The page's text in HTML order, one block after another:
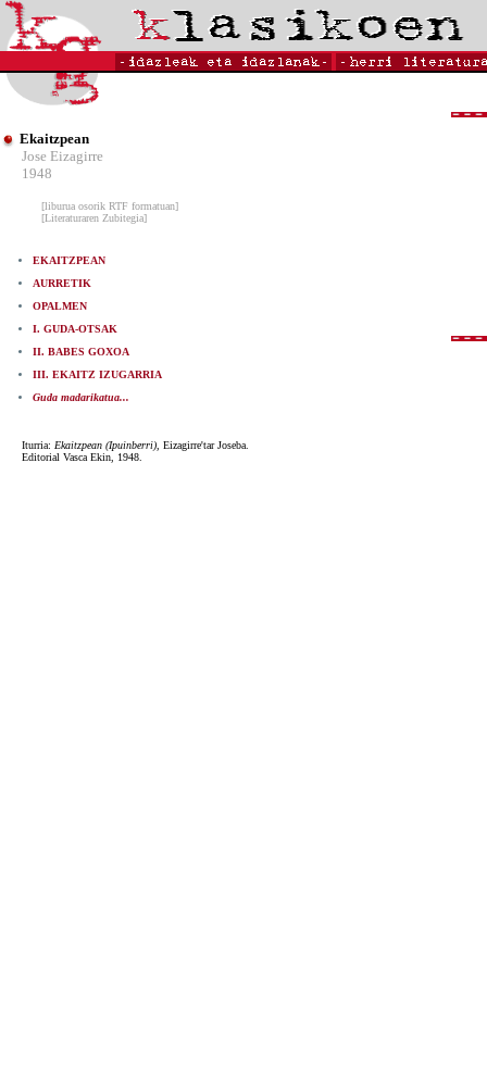
Ekaitzpean
Jose Eizagirre
1948
[liburua osorik RTF formatuan]
[Literaturaren Zubitegia]
EKAITZPEAN
AURRETIK
OPALMEN
I. GUDA-OTSAK
II. BABES GOXOA
III. EKAITZ IZUGARRIA
Guda madarikatua...
Iturria: Ekaitzpean (Ipuinberri), Eizagirre'tar Joseba.
Editorial Vasca Ekin, 1948.